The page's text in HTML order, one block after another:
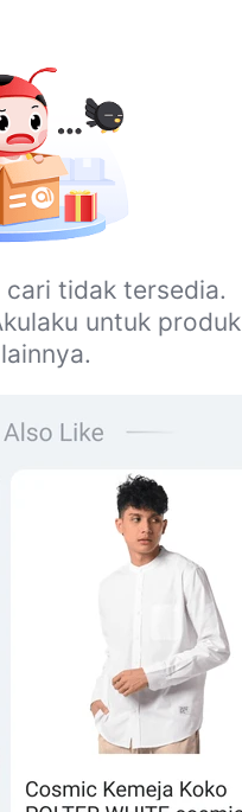
cari tidak tersedia.
untuk produk